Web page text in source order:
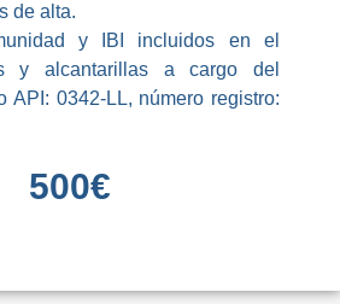
de alta.
y IBI incluidos en el
y alcantarillas a cargo del
API: 0342-LL, número registro:
500€